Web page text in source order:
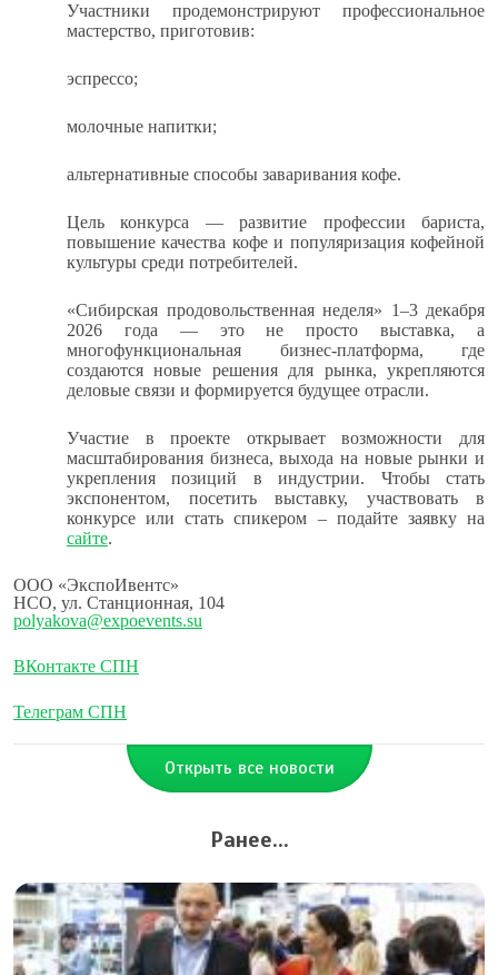
Участники продемонстрируют профессиональное
мастерство, приготовив:
эспрессо;
молочные напитки;
альтернативные способы заваривания кофе.
Цель конкурса — развитие профессии бариста,
повышение качества кофе и популяризация кофейной
культуры среди потребителей.
«Сибирская продовольственная неделя» 1–3 декабря
2026 года — это не просто выставка, а
многофункциональная бизнес-платформа, где
создаются новые решения для рынка, укрепляются
деловые связи и формируется будущее отрасли.
Участие в проекте открывает возможности для
масштабирования бизнеса, выхода на новые рынки и
укрепления позиций в индустрии. Чтобы стать
экспонентом, посетить выставку, участвовать в
конкурсе или стать спикером – подайте заявку на
сайте.
ООО «ЭкспоИвентс»
НСО, ул. Станционная, 104
polyakova@expoevents.su
ВКонтакте СПН
Телеграм СПН
Открыть все новости
Ранее...